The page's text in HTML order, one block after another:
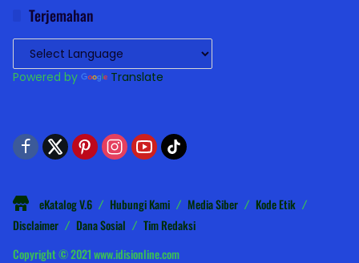
Terjemahan
Powered by Translate
eKatalog V.6 Hubungi Kami Media Siber
Kode Etik
Disclaimer
Dana Sosial
Tim Redaksi
Copyright © 2021 www.idisionline.com